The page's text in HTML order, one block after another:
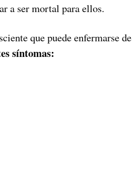
a ser mortal para ellos.
que puede enfermarse de
síntomas: